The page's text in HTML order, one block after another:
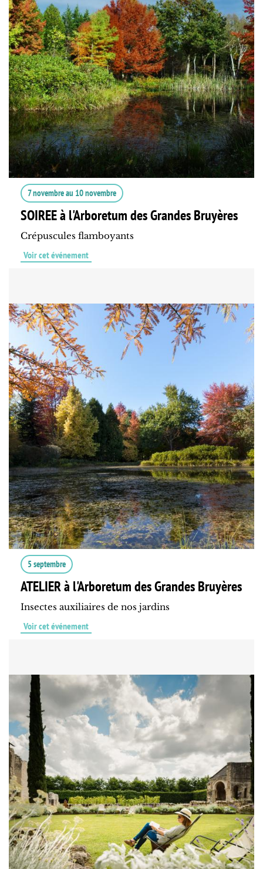
7 novembreau 10 novembre
SOIREE à l'Arboretum des Grandes Bruyères
Crépuscules flamboyants
Voir cet événement
5 septembre
ATELIER à l'Arboretum des Grandes Bruyères
Insectes auxiliaires de nos jardins
Voir cet événement